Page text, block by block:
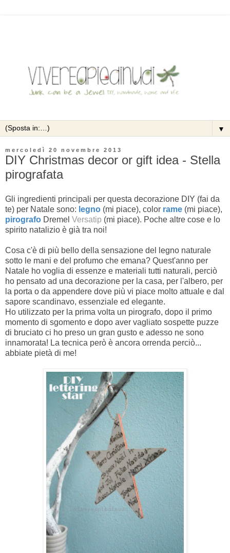
▼
mercoledì 20 novembre 2013
DIY Christmas decor or gift idea - Stella
pirografata
Gli ingredienti principali per questa decorazione DIY (fai da
te) per Natale sono: legno (mi piace), color rame (mi piace),
pirografo Dremel Versatip (mi piace). Poche altre cose e lo
spirito natalizio è già tra noi!
Cosa c'è di più bello della sensazione del legno naturale
sotto le mani e del profumo che emana? Quest'anno per
Natale ho voglia di essenze e materiali tutti naturali, perciò
ho pensato ad una decorazione per la casa, per l'albero, per
la porta o da appendere dove più vi piace molto attuale e dal
sapore scandinavo, essenziale ed elegante.
Ho utilizzato per la prima volta un pirografo, dopo il primo
momento di sgomento e dopo aver vagliato sospette puzze
di bruciato ci ho preso un gran gusto e adesso ne sono
innamorata! La tecnica però è ancora orrenda perciò...
abbiate pietà di me!